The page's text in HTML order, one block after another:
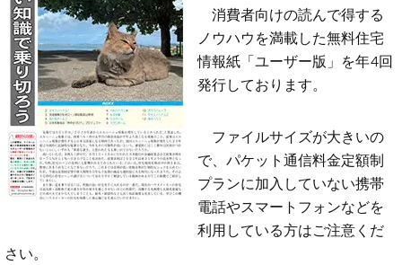
消費者向けの読んで得する
ノウハウを満載した無料住宅
情報紙「ユーザー版」を年4回
発行しております。
ファイルサイズが大きいの
で、パケット通信料金定額制
プランに加入していない携帯
電話やスマートフォンなどを
利用している方はご注意くだ
さい。